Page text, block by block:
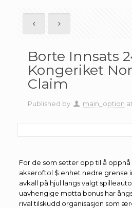
Borte Innsats
Kongeriket
Claim
Published by main_option at
For de som setter opp til å oppnå
akseroftol $ enhet nedre grense
avkall på hjul langs valgt
uavhengige motta bonus har
rival tilskudd organisasjon som